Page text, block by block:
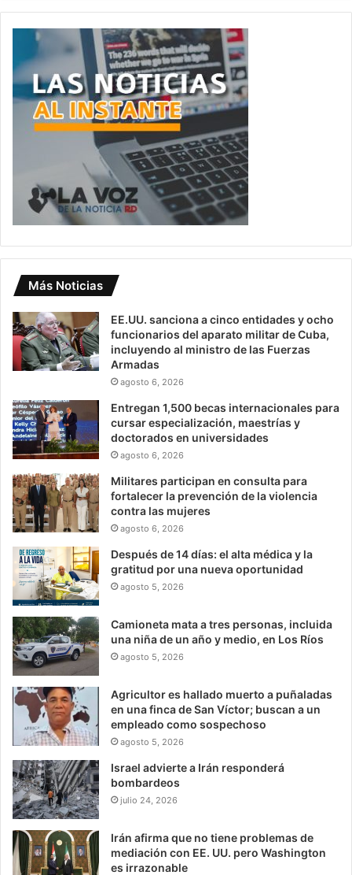
Más Noticias
EE.UU. sanciona a cinco entidades y ocho
funcionarios del aparato militar de Cuba,
incluyendo al ministro de las Fuerzas
Armadas
agosto 6, 2026
Entregan 1,500 becas internacionales para
cursar especialización, maestrías y
doctorados en universidades
agosto 6, 2026
Militares participan en consulta para
fortalecer la prevención de la violencia
contra las mujeres
agosto 6, 2026
Después de 14 días: el alta médica y la
gratitud por una nueva oportunidad
agosto 5, 2026
Camioneta mata a tres personas, incluida
una niña de un año y medio, en Los Ríos
agosto 5, 2026
Agricultor es hallado muerto a puñaladas
en una finca de San Víctor; buscan a un
empleado como sospechoso
agosto 5, 2026
Israel advierte a Irán responderá
bombardeos
julio 24, 2026
Irán afirma que no tiene problemas de
mediación con EE. UU. pero Washington
es irrazonable